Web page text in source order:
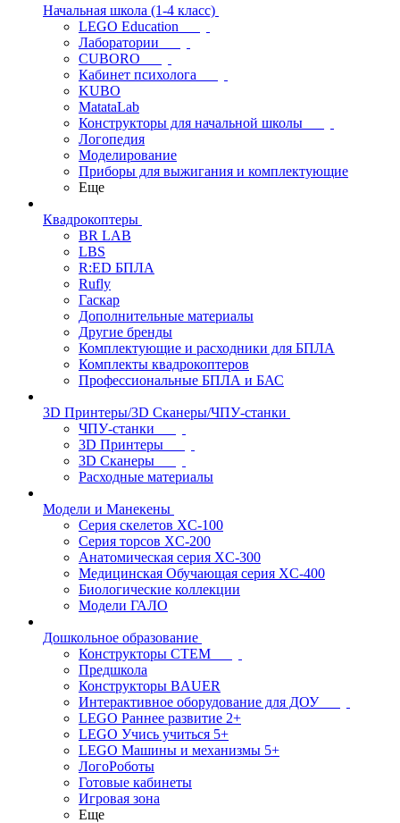
Начальная школа (1-4 класс)
LEGO Education
Лаборатории
CUBORO
Кабинет психолога
KUBO
MatataLab
Конструкторы для начальной школы
Логопедия
Моделирование
Приборы для выжигания и комплектующие
Еще
Квадрокоптеры
BR LAB
LBS
R:ED БПЛА
Rufly
Гаскар
Дополнительные материалы
Другие бренды
Комплектующие и расходники для БПЛА
Комплекты квадрокоптеров
Профессиональные БПЛА и БАС
3D Принтеры/3D Сканеры/ЧПУ-станки
ЧПУ-станки
3D Принтеры
3D Сканеры
Расходные материалы
Модели и Манекены
Серия скелетов XC-100
Серия торсов XC-200
Анатомическая серия XC-300
Медицинская Обучающая серия XC-400
Биологические коллекции
Модели ГАЛО
Дошкольное образование
Конструкторы СТЕМ
Предшкола
Конструкторы BAUER
Интерактивное оборудование для ДОУ
LEGO Раннее развитие 2+
LEGO Учись учиться 5+
LEGO Машины и механизмы 5+
ЛогоРоботы
Готовые кабинеты
Игровая зона
Еще